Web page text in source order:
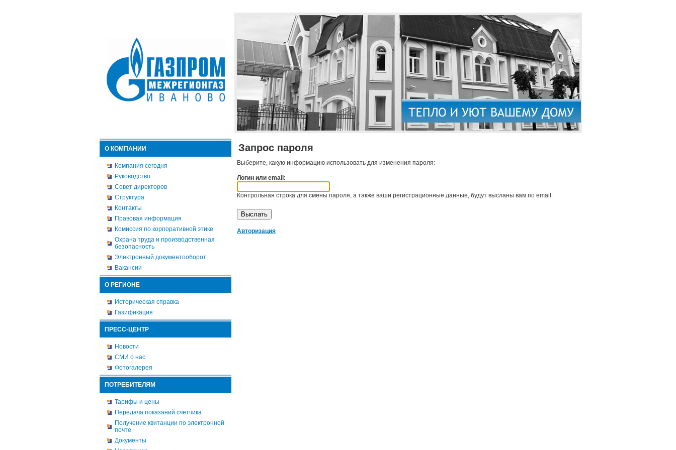
О КОМПАНИИ
Компания сегодня
Руководство
Совет директоров
Структура
Контакты
Правовая информация
Комиссия по корпоративной этике
Охрана труда и производственная
безопасность
Электронный документооборот
Вакансии
О РЕГИОНЕ
Историческая справка
Газификация
ПРЕСС-ЦЕНТР
Новости
СМИ о нас
Фотогалерея
ПОТРЕБИТЕЛЯМ
Тарифы и цены
Передача показаний счетчика
Получение квитанции по электронной
почте
Документы
Запрос пароля
Выберите, какую информацию использовать для изменения пароля:
Логин или email:
Контрольная строка для смены пароля, а также ваши регистрационные данные, будут высланы вам по email.
Авторизация